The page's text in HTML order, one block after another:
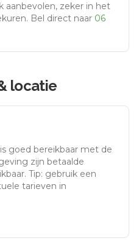
aanbevolen, zeker in het
Bel direct naar 06
locatie
is goed bereikbaar met de
zijn betaalde
Tip: gebruik een
tarieven in